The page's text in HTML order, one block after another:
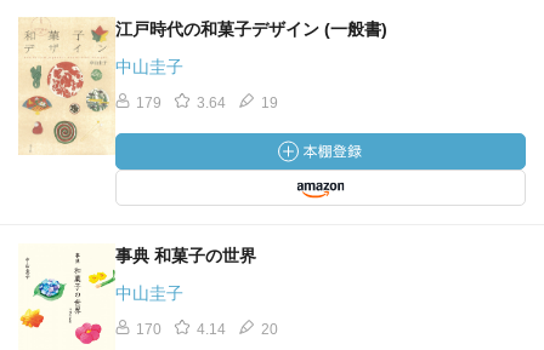
江戸時代の和菓子デザイン (一般書)
中山圭子
179 3.64 19
事典 和菓子の世界
中山圭子
170 4.14 20